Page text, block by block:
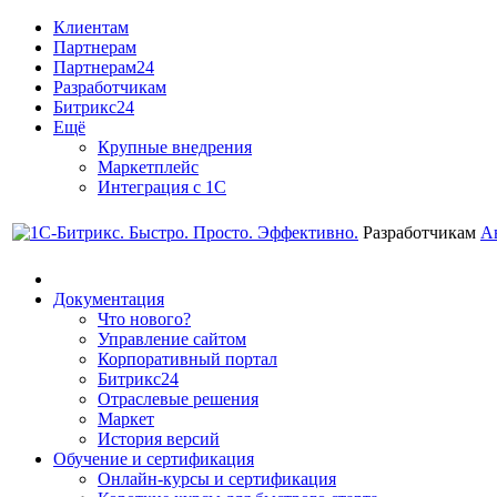
Клиентам
Партнерам
Партнерам24
Разработчикам
Битрикс24
Ещё
Крупные внедрения
Маркетплейс
Интеграция с 1С
Разработчикам
Документация
Что нового?
Управление сайтом
Корпоративный портал
Битрикс24
Отраслевые решения
Маркет
История версий
Обучение и сертификация
Онлайн-курсы и сертификация